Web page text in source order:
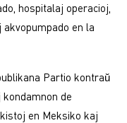
hospitalaj operacioj,
en la
Partio kontraŭ
de
en Meksiko kaj